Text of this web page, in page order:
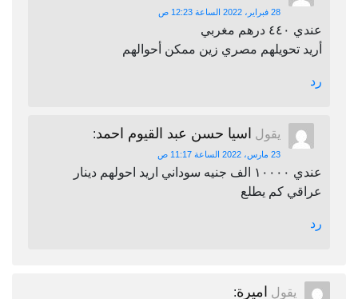
28 فبراير، 2022 الساعة 12:23 ص
عندي ٤٤٠ درهم مغربي
أريد تحويلهم مصري زين ممكن أحوالهم
رد
يقول اسيا حسن عبد القيوم احمد:
23 مارس، 2022 الساعة 11:17 ص
عندي ١٠٠٠٠ الف جنيه سوداني اريد احولهم دينار
عراقي كم يطلع
رد
يقول اميرة: